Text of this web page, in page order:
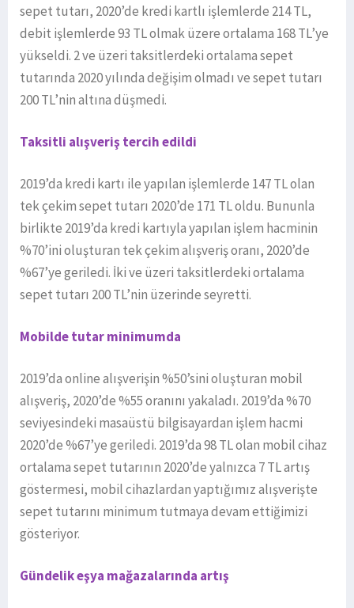
sepet tutarı, 2020’de kredi kartlı işlemlerde 214 TL,
debit işlemlerde 93 TL olmak üzere ortalama 168 TL’ye
yükseldi. 2 ve üzeri taksitlerdeki ortalama sepet
tutarında 2020 yılında değişim olmadı ve sepet tutarı
200 TL’nin altına düşmedi.
Taksitli alışveriş tercih edildi
2019’da kredi kartı ile yapılan işlemlerde 147 TL olan
tek çekim sepet tutarı 2020’de 171 TL oldu. Bununla
birlikte 2019’da kredi kartıyla yapılan işlem hacminin
%70’ini oluşturan tek çekim alışveriş oranı, 2020’de
%67’ye geriledi. İki ve üzeri taksitlerdeki ortalama
sepet tutarı 200 TL’nin üzerinde seyretti.
Mobilde tutar minimumda
2019’da online alışverişin %50’sini oluşturan mobil
alışveriş, 2020’de %55 oranını yakaladı. 2019’da %70
seviyesindeki masaüstü bilgisayardan işlem hacmi
2020’de %67’ye geriledi. 2019’da 98 TL olan mobil cihaz
ortalama sepet tutarının 2020’de yalnızca 7 TL artış
göstermesi, mobil cihazlardan yaptığımız alışverişte
sepet tutarını minimum tutmaya devam ettiğimizi
gösteriyor.
Gündelik eşya mağazalarında artış